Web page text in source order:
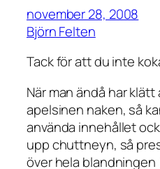
november 28, 2008
Björn Felten
Tack för att du inte
När man ändå har
apelsinen naken, så
använda innehållet
upp chuttneyn, så
över hela